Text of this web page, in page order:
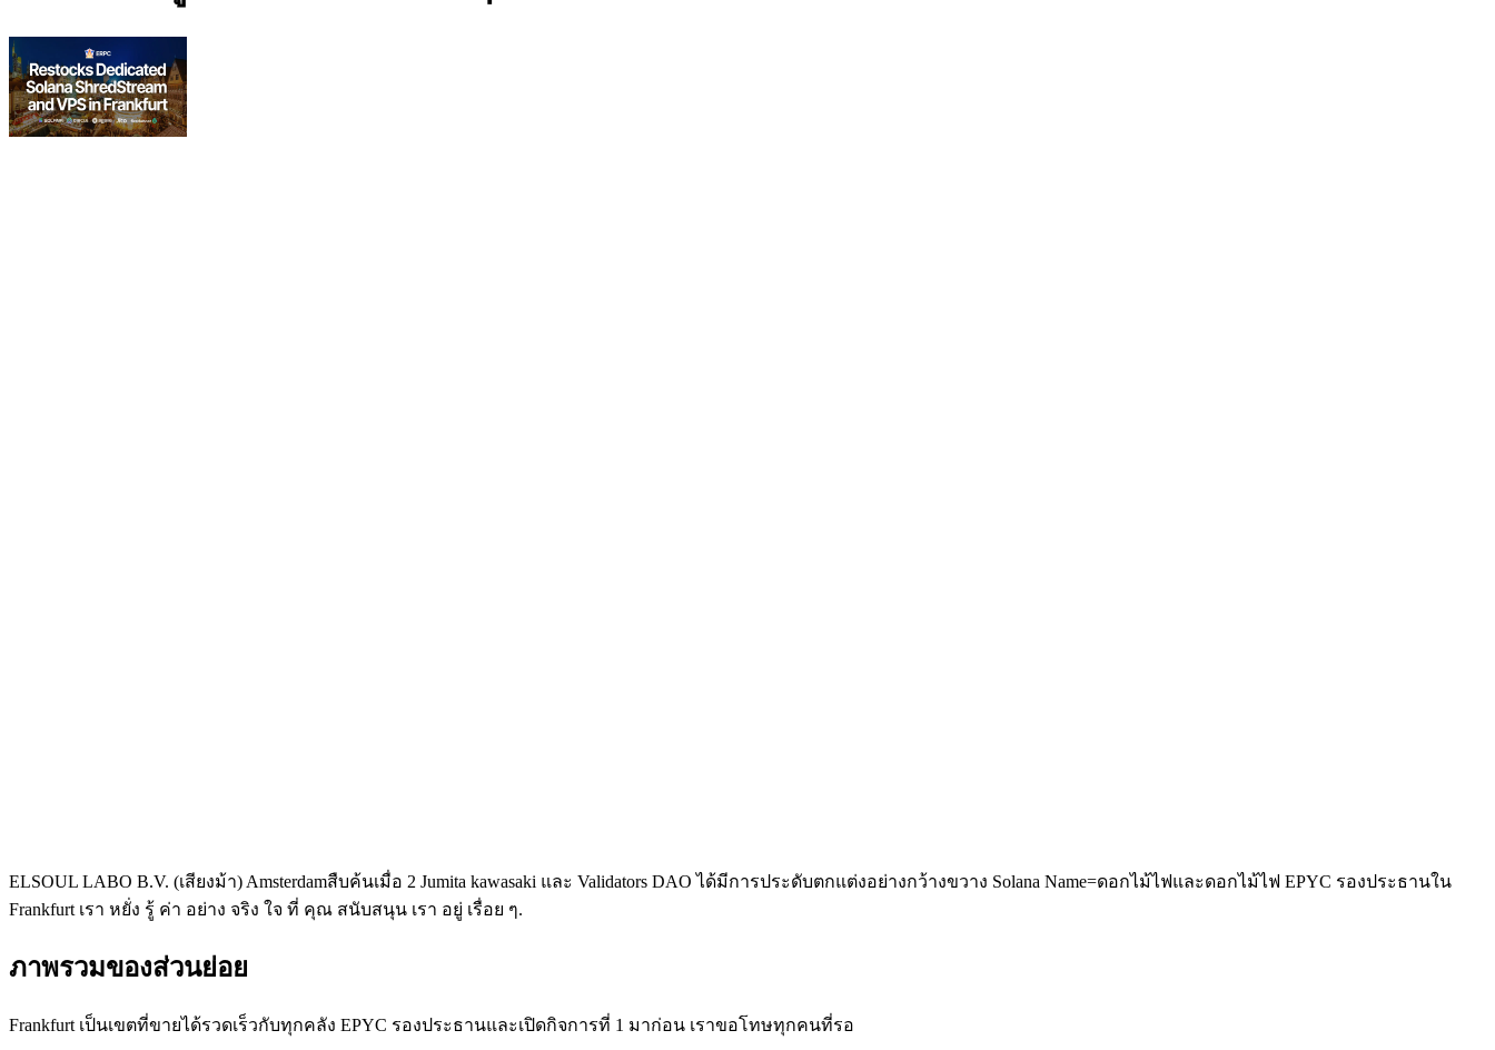
ELSOUL LABO B.V. (เสียงม้า) Amsterdamสืบค้นเมื่อ 2 Jumita kawasaki และ Validators DAO ได้มีการประดับตกแต่งอย่างกว้างขวาง Solana Name=ดอกไม้ไฟและดอกไม้ไฟ EPYC รองประธานใน
Frankfurt เรา หยั่ง รู้ ค่า อย่าง จริง ใจ ที่ คุณ สนับสนุน เรา อยู่ เรื่อย ๆ.
ภาพรวมของส่วนย่อย
Frankfurt เป็นเขตที่ขายได้รวดเร็วกับทุกคลัง EPYC รองประธานและเปิดกิจการที่ 1 มาก่อน เราขอโทษทุกคนที่รอ